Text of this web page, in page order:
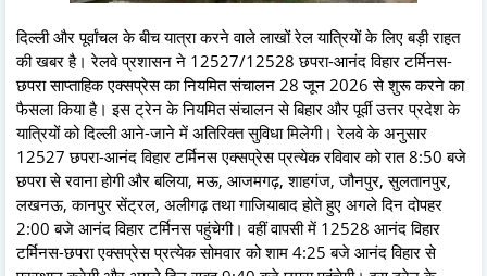
दिल्ली और पूर्वांचल के बीच यात्रा करने वाले लाखों रेल यात्रियों के लिए बड़ी राहत
की खबर है। रेलवे प्रशासन ने 12527/12528 छपरा-आनंद विहार टर्मिनस-
छपरा साप्ताहिक एक्सप्रेस का नियमित संचालन 28 जून 2026 से शुरू करने का
फैसला किया है। इस ट्रेन के नियमित संचालन से बिहार और पूर्वी उत्तर प्रदेश के
यात्रियों को दिल्ली आने-जाने में अतिरिक्त सुविधा मिलेगी। रेलवे के अनुसार
12527 छपरा-आनंद विहार टर्मिनस एक्सप्रेस प्रत्येक रविवार को रात 8:50 बजे
छपरा से रवाना होगी और बलिया, मऊ, आजमगढ़, शाहगंज, जौनपुर, सुलतानपुर,
लखनऊ, कानपुर सेंट्रल, अलीगढ़ तथा गाजियाबाद होते हुए अगले दिन दोपहर
2:00 बजे आनंद विहार टर्मिनस पहुंचेगी। वहीं वापसी में 12528 आनंद विहार
टर्मिनस-छपरा एक्सप्रेस प्रत्येक सोमवार को शाम 4:25 बजे आनंद विहार से